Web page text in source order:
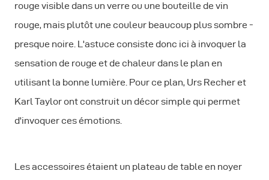
rouge visible dans un verre ou une bouteille de vin
rouge, mais plutôt une couleur beaucoup plus sombre -
presque noire. L'astuce consiste donc ici à invoquer la
sensation de rouge et de chaleur dans le plan en
utilisant la bonne lumière. Pour ce plan, Urs Recher et
Karl Taylor ont construit un décor simple qui permet
d'invoquer ces émotions.
Les accessoires étaient un plateau de table en noyer